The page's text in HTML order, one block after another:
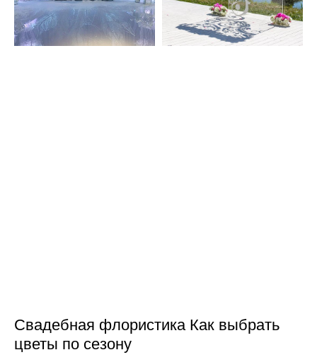
Свадебная флористика Как выбрать
цветы по сезону